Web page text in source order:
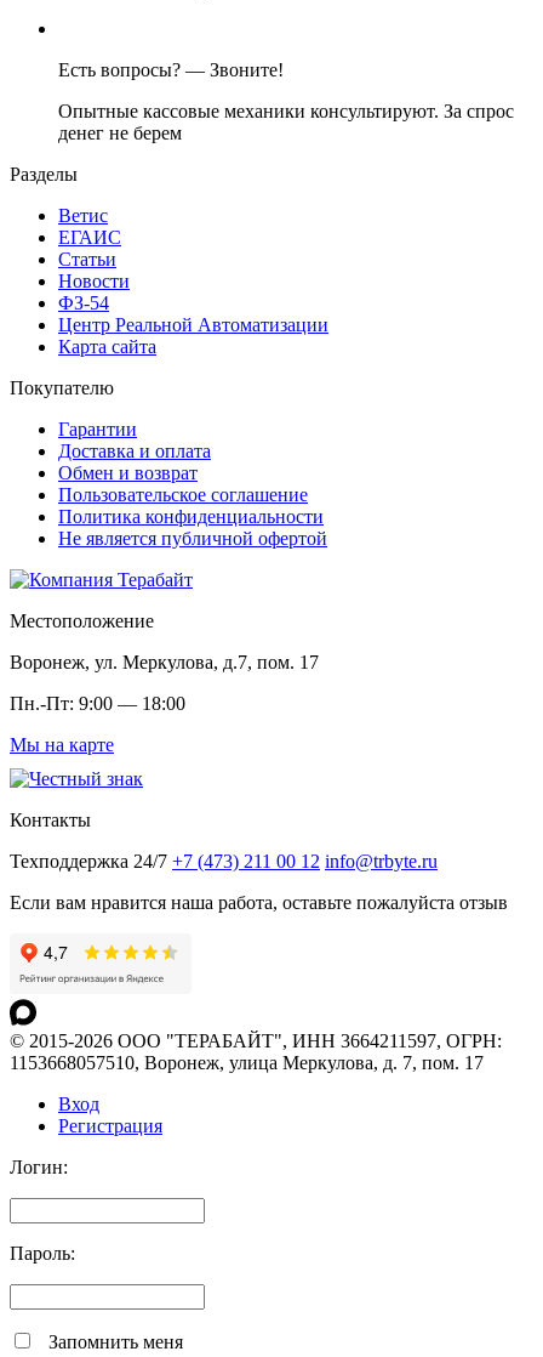
Есть вопросы? — Звоните!
Опытные кассовые механики консультируют. За спрос
денег не берем
Разделы
Ветис
ЕГАИС
Статьи
Новости
ФЗ-54
Центр Реальной Автоматизации
Карта сайта
Покупателю
Гарантии
Доставка и оплата
Обмен и возврат
Пользовательское соглашение
Политика конфиденциальности
Не является публичной офертой
Местоположение
Воронеж, ул. Меркулова, д.7, пом. 17
Пн.-Пт: 9:00 — 18:00
Мы на карте
Контакты
Техподдержка 24/7 +7 (473) 211 00 12 info@trbyte.ru
Если вам нравится наша работа, оставьте пожалуйста отзыв
© 2015-2026 ООО "ТЕРАБАЙТ", ИНН 3664211597, ОГРН:
1153668057510, Воронеж, улица Меркулова, д. 7, пом. 17
Вход
Регистрация
Логин:
Пароль:
Запомнить меня